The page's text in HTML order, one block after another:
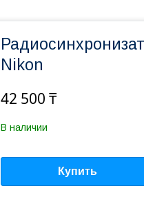
Nikon
42 500 ₸
В наличии
Купить